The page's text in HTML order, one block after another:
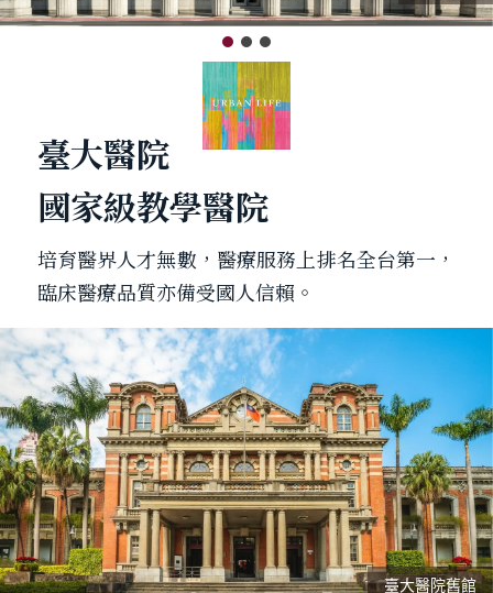
臺大醫院
國家級教學醫院
培育醫界人才無數，醫療服務上排名全台第一，
臨床醫療品質亦備受國人信賴。
臺大醫院舊館